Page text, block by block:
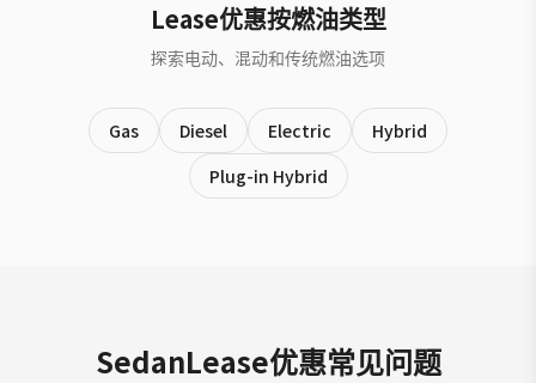
Lease优惠按燃油类型
探索电动、混动和传统燃油选项
Gas Diesel Electric
Hybrid
Plug-in Hybrid
SedanLease优惠常见问题